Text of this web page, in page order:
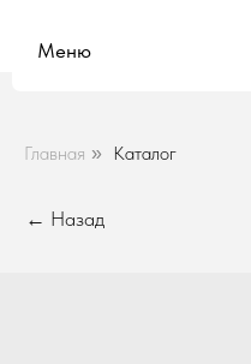
Главная » Каталог
← Назад